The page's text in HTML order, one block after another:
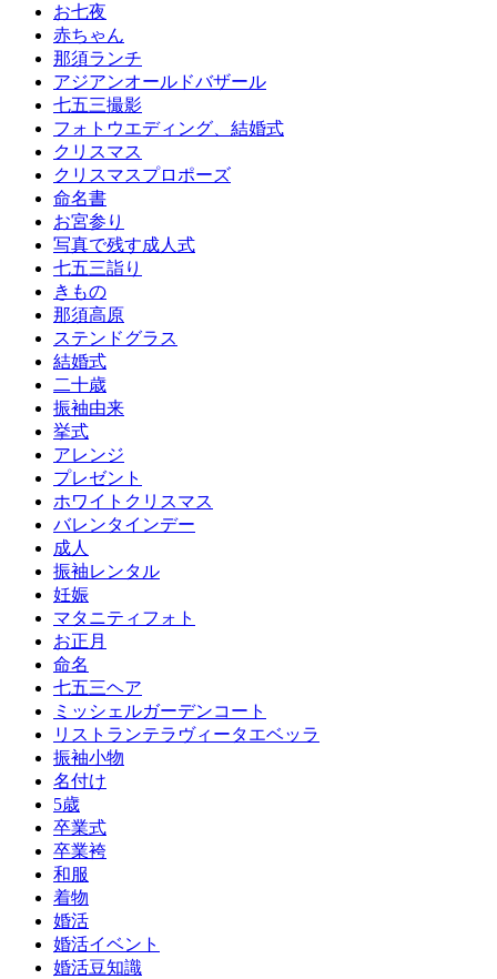
お七夜
赤ちゃん
那須ランチ
アジアンオールドバザール
七五三撮影
フォトウエディング、結婚式
クリスマス
クリスマスプロポーズ
命名書
お宮参り
写真で残す成人式
七五三詣り
きもの
那須高原
ステンドグラス
結婚式
二十歳
振袖由来
挙式
アレンジ
プレゼント
ホワイトクリスマス
バレンタインデー
成人
振袖レンタル
妊娠
マタニティフォト
お正月
命名
七五三ヘア
ミッシェルガーデンコート
リストランテラヴィータエベッラ
振袖小物
名付け
5歳
卒業式
卒業袴
和服
着物
婚活
婚活イベント
婚活豆知識